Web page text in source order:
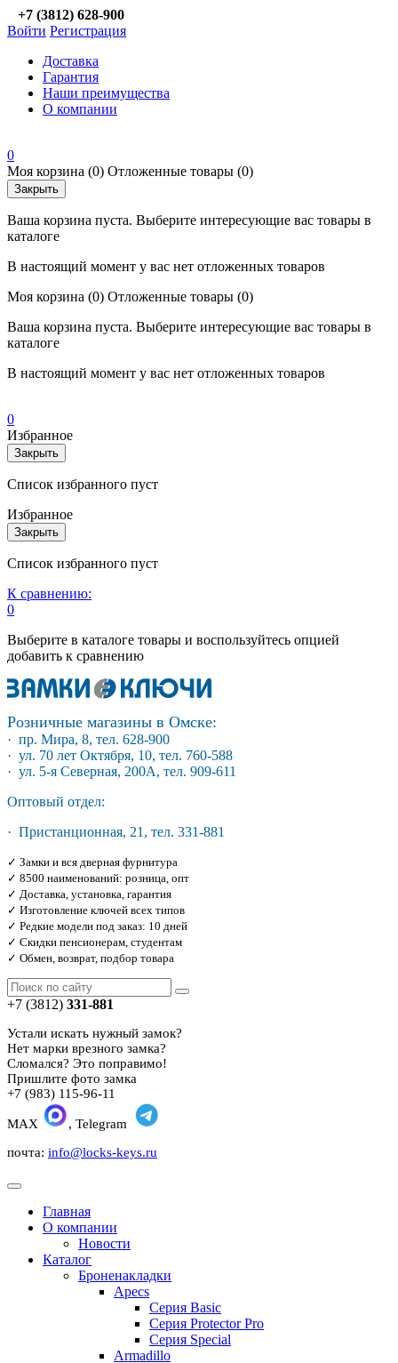
+7 (3812) 628-900
Войти Регистрация
Доставка
Гарантия
Наши преимущества
О компании
0
Моя корзина (0) Отложенные товары (0)
Закрыть
Ваша корзина пуста. Выберите интересующие вас товары в
каталоге
В настоящий момент у вас нет отложенных товаров
Моя корзина (0) Отложенные товары (0)
Ваша корзина пуста. Выберите интересующие вас товары в
каталоге
В настоящий момент у вас нет отложенных товаров
0
Избранное
Закрыть
Список избранного пуст
Избранное
Закрыть
Список избранного пуст
К сравнению:
0
Выберите в каталоге товары и воспользуйтесь опцией
добавить к сравнению
Розничные магазины в Омске:
· пр. Мира, 8, тел. 628-900
· ул. 70 лет Октября, 10, тел. 760-588
· ул. 5-я Северная, 200А, тел. 909-611
Оптовый отдел:
· Пристанционная, 21, тел. 331-881
✓ Замки и вся дверная фурнитура
✓ 8500 наименований: розница, опт
✓ Доставка, установка, гарантия
✓ Изготовление ключей всех типов
✓ Редкие модели под заказ: 10 дней
✓ Скидки пенсионерам, студентам
✓ Обмен, возврат, подбор товара
+7 (3812) 331-881
Устали искать нужный замок?
Нет марки врезного замка?
Сломался? Это поправимо!
Пришлите фото замка
+7 (983) 115-96-11
MAX
, Telegram
почта: info@locks-keys.ru
Главная
О компании
Новости
Каталог
Броненакладки
Apecs
Серия Basic
Серия Protector Pro
Серия Special
Armadillo